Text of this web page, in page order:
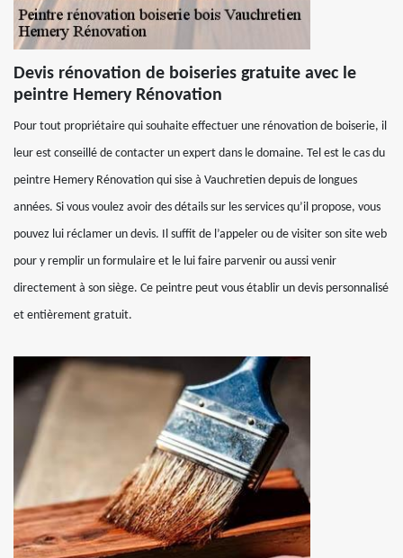
Devis rénovation de boiseries gratuite avec le
peintre Hemery Rénovation
Pour tout propriétaire qui souhaite effectuer une rénovation de boiserie, il
leur est conseillé de contacter un expert dans le domaine. Tel est le cas du
peintre Hemery Rénovation qui sise à Vauchretien depuis de longues
années. Si vous voulez avoir des détails sur les services qu’il propose, vous
pouvez lui réclamer un devis. Il suffit de l’appeler ou de visiter son site web
pour y remplir un formulaire et le lui faire parvenir ou aussi venir
directement à son siège. Ce peintre peut vous établir un devis personnalisé
et entièrement gratuit.